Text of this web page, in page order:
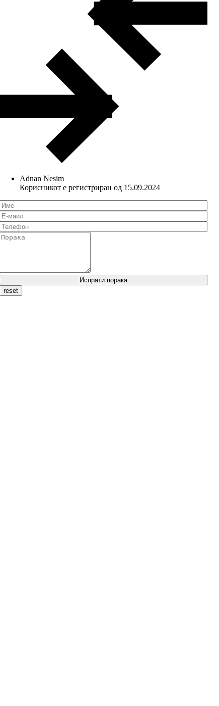
Adnan Nesim
Корисникот е регистриран од 15.09.2024